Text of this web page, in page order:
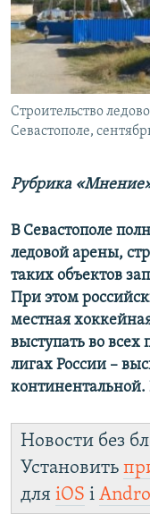
ПОБЕДИТЕЛЕЙ НЕ
УКРАИНСКАЯ
ПРИСОЕДИНЯЙТЕСЬ!
Все сайты RFE/
Строительство
Севастополе,
Рубрика
В Севастополе
ледовой арены,
таких объектов
При этом
местная
выступать во
лигах России –
континентальной.
Новости без
Установить
для iOS і